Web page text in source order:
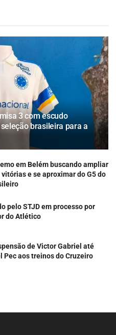
3 com escudo
brasileira para a
em Belém buscando ampliar
e se aproximar do G5 do
pelo STJD em processo por
do Atlético
de Victor Gabriel até
Pec aos treinos do Cruzeiro